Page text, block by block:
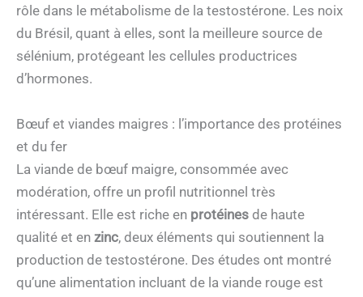
rôle dans le métabolisme de la testostérone. Les noix
du Brésil, quant à elles, sont la meilleure source de
sélénium, protégeant les cellules productrices
d’hormones.
Bœuf et viandes maigres : l’importance des protéines
et du fer
La viande de bœuf maigre, consommée avec
modération, offre un profil nutritionnel très
intéressant. Elle est riche en protéines de haute
qualité et en zinc, deux éléments qui soutiennent la
production de testostérone. Des études ont montré
qu’une alimentation incluant de la viande rouge est